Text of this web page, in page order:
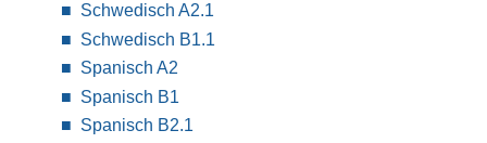
Schwedisch A2.1
Schwedisch B1.1
Spanisch A2
Spanisch B1
Spanisch B2.1